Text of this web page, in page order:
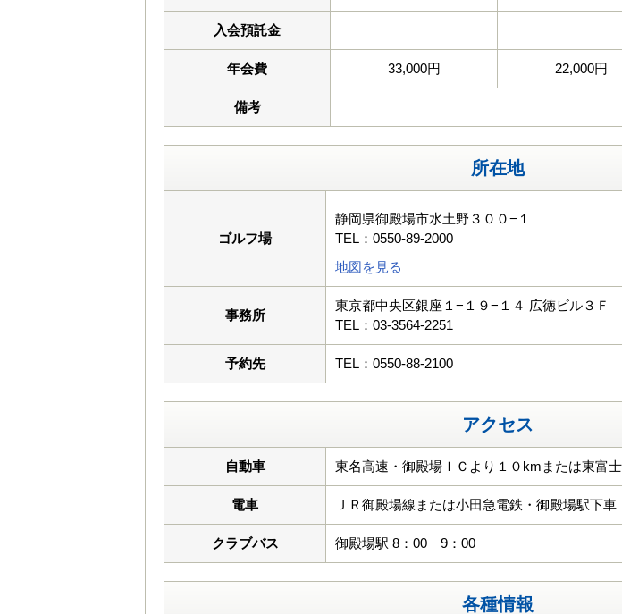
入会預託金
年会費 33,000円 22,000円
備考
所在地
ゴルフ場
静岡県御殿場市水土野３００−１
TEL：0550-89-2000
地図を見る
事務所
東京都中央区銀座１−１９−１４ 広徳ビル３Ｆ
TEL：03-3564-2251
予約先 TEL：0550-88-2100
アクセス
自動車 東名高速・御殿場ＩＣより１０kmまたは東富
電車 ＪＲ御殿場線または小田急電鉄・御殿場駅下車
クラブバス 御殿場駅 8：00 9：00
各種情報